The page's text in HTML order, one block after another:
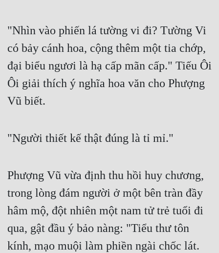
"Nhìn vào phiến lá tường vi đi? Tường Vi
có bảy cánh hoa, cộng thêm một tia chớp,
đại biểu ngươi là hạ cấp mãn cấp." Tiếu Ôi
Ôi giải thích ý nghĩa hoa văn cho Phượng
Vũ biết.
"Người thiết kế thật đúng là tỉ mỉ."
Phượng Vũ vừa định thu hồi huy chương,
trong lòng đám người ở một bên tràn đầy
hâm mộ, đột nhiên một nam tử trẻ tuổi đi
qua, gật đầu ý bảo nàng: "Tiểu thư tôn
kính, mạo muội làm phiền ngài chốc lát.